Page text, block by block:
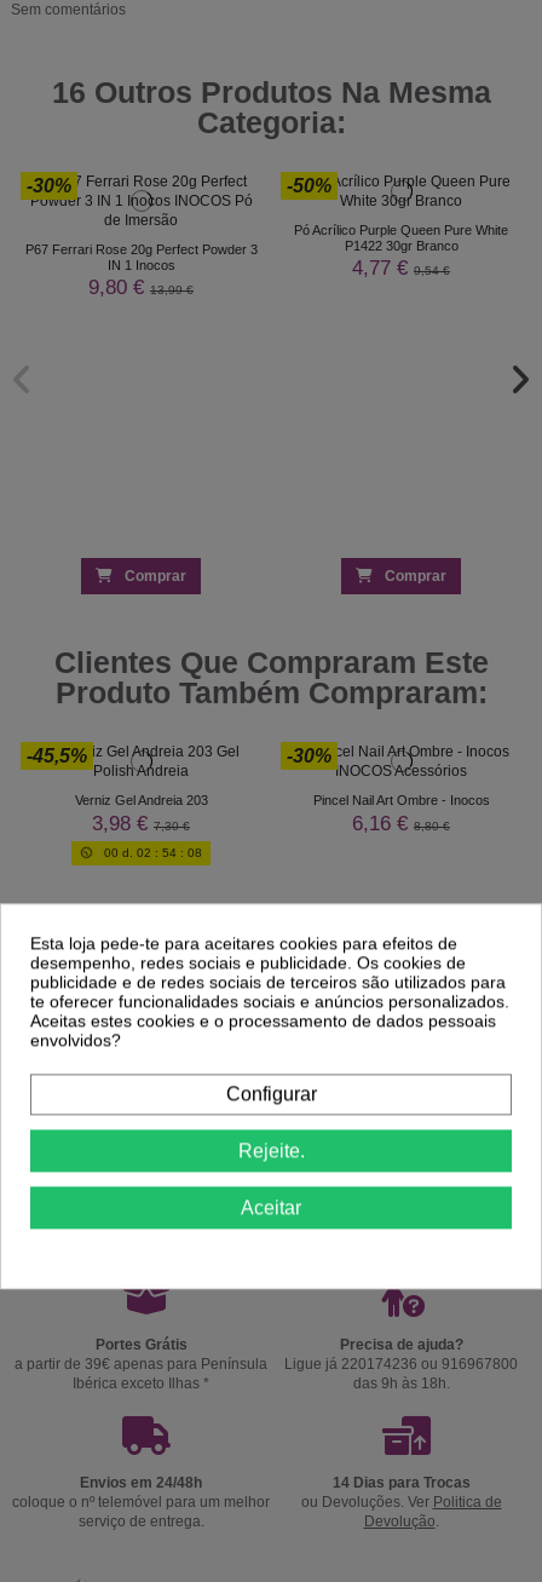
Sem comentários
16 Outros Produtos Na Mesma
Categoria:
-30%
P67 Ferrari Rose 20g Perfect Powder 3
IN 1 Inocos
9,80 € 13,99 €
Comprar
-50%
Pó Acrílico Purple Queen Pure White
P1422 30gr Branco
4,77 € 9,54 €
Comprar
Clientes Que Compraram Este
Produto Também Compraram:
-45,5%
Verniz Gel Andreia 203
3,98 € 7,30 €
00 d. 02 : 54 : 08
-30%
Pincel Nail Art Ombre - Inocos
6,16 € 8,80 €
Portes Grátis
a partir de 39€ apenas para Península
Ibérica exceto Ilhas *
Precisa de ajuda?
Ligue já 220174236 ou 916967800
das 9h às 18h.
Envios em 24/48h
coloque o nº telemóvel para um melhor
serviço de entrega.
14 Dias para Trocas
ou Devoluções. Ver Politica de
Devolução.
Esta loja pede-te para aceitares cookies para efeitos de
desempenho, redes sociais e publicidade. Os cookies de
publicidade e de redes sociais de terceiros são utilizados para
te oferecer funcionalidades sociais e anúncios personalizados.
Aceitas estes cookies e o processamento de dados pessoais
envolvidos?
Configurar
Rejeite.
Aceitar